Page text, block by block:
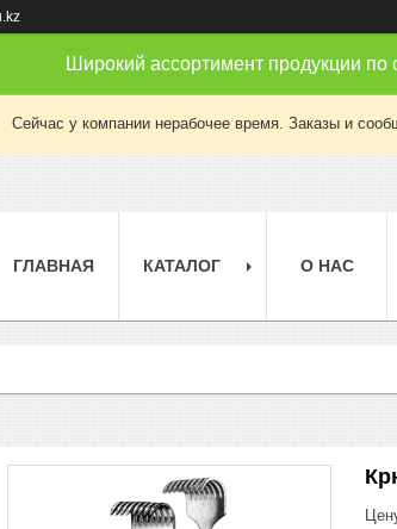
Широкий ассортимент продукции
Сейчас у компании нерабочее время. Заказы и
ГЛАВНАЯ КАТАЛОГ О НАС